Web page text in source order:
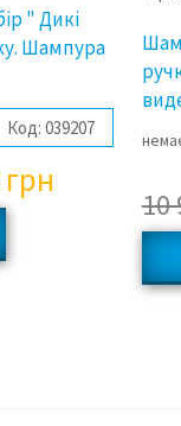
" Дикі
Шампура
Код: 039207
грн
10